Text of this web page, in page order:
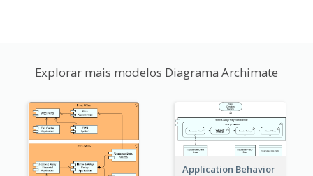
Explorar mais modelos Diagrama Archimate
Application Behavior